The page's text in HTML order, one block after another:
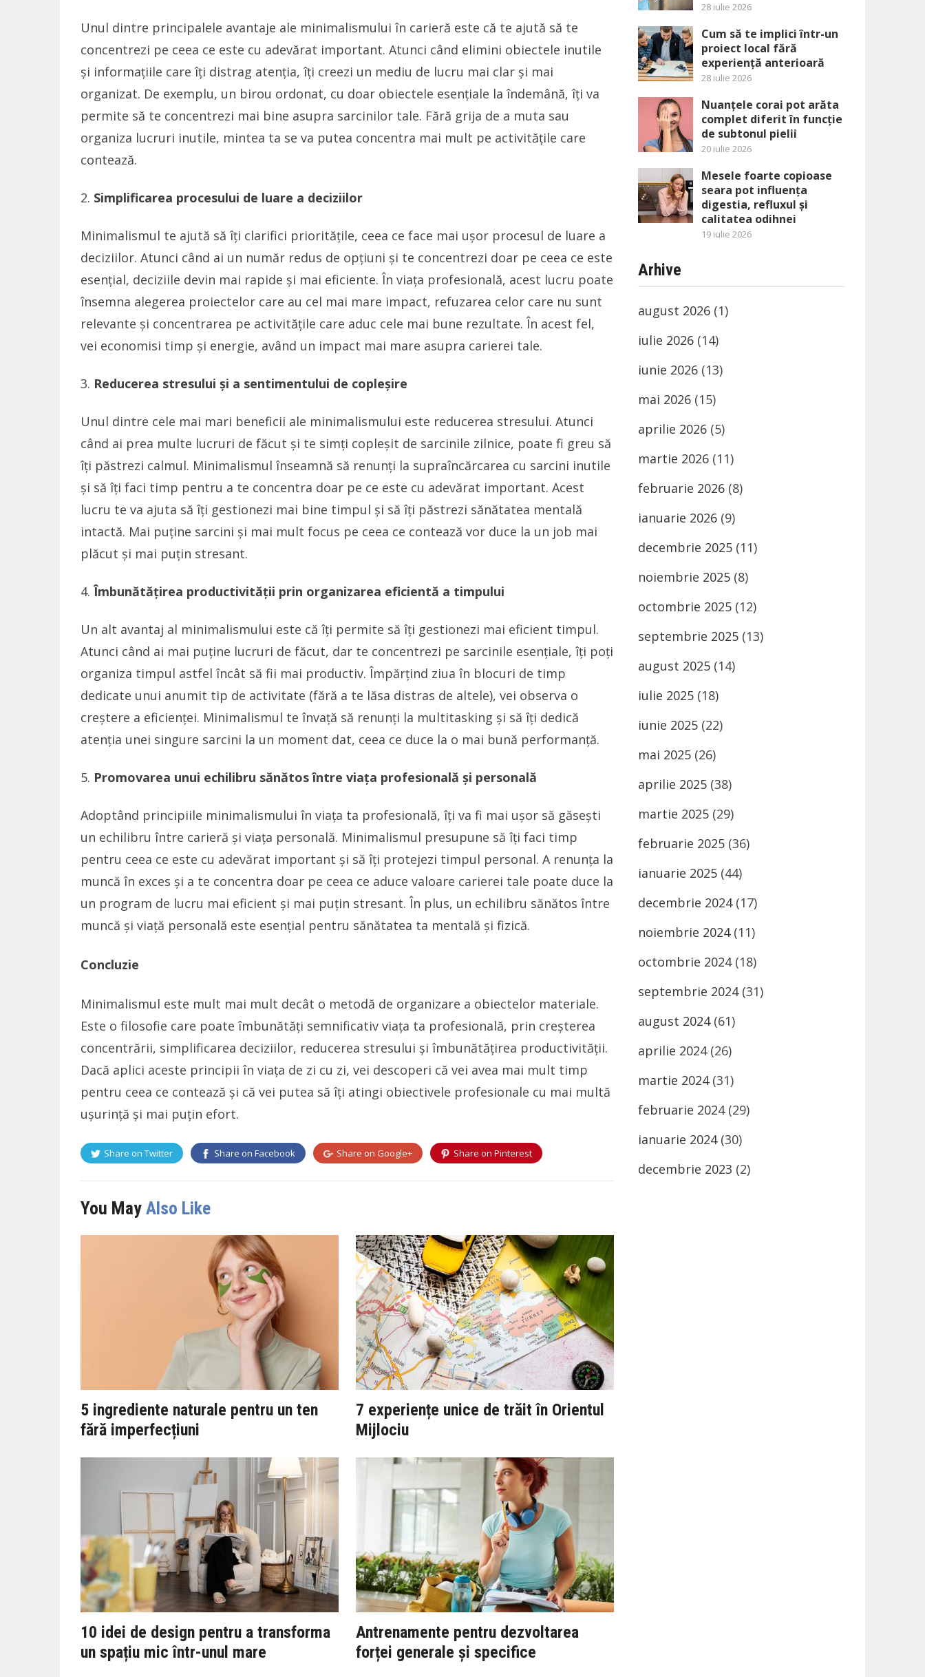
Unul dintre principalele avantaje ale minimalismului în carieră este că te ajută să te
concentrezi pe ceea ce este cu adevărat important. Atunci când elimini obiectele inutile
și informațiile care îți distrag atenția, îți creezi un mediu de lucru mai clar și mai
organizat. De exemplu, un birou ordonat, cu doar obiectele esențiale la îndemână, îți va
permite să te concentrezi mai bine asupra sarcinilor tale. Fără grija de a muta sau
organiza lucruri inutile, mintea ta se va putea concentra mai mult pe activitățile care
contează.
Simplificarea procesului de luare a deciziilor
Minimalismul te ajută să îți clarifici prioritățile, ceea ce face mai ușor procesul de luare a
deciziilor. Atunci când ai un număr redus de opțiuni și te concentrezi doar pe ceea ce este
esențial, deciziile devin mai rapide și mai eficiente. În viața profesională, acest lucru poate
însemna alegerea proiectelor care au cel mai mare impact, refuzarea celor care nu sunt
relevante și concentrarea pe activitățile care aduc cele mai bune rezultate. În acest fel,
vei economisi timp și energie, având un impact mai mare asupra carierei tale.
Reducerea stresului și a sentimentului de copleșire
Unul dintre cele mai mari beneficii ale minimalismului este reducerea stresului. Atunci
când ai prea multe lucruri de făcut și te simți copleșit de sarcinile zilnice, poate fi greu să
îți păstrezi calmul. Minimalismul înseamnă să renunți la supraîncărcarea cu sarcini inutile
și să îți faci timp pentru a te concentra doar pe ce este cu adevărat important. Acest
lucru te va ajuta să îți gestionezi mai bine timpul și să îți păstrezi sănătatea mentală
intactă. Mai puține sarcini și mai mult focus pe ceea ce contează vor duce la un job mai
plăcut și mai puțin stresant.
Îmbunătățirea productivității prin organizarea eficientă a timpului
Un alt avantaj al minimalismului este că îți permite să îți gestionezi mai eficient timpul.
Atunci când ai mai puține lucruri de făcut, dar te concentrezi pe sarcinile esențiale, îți poți
organiza timpul astfel încât să fii mai productiv. Împărțind ziua în blocuri de timp
dedicate unui anumit tip de activitate (fără a te lăsa distras de altele), vei observa o
creștere a eficienței. Minimalismul te învață să renunți la multitasking și să îți dedică
atenția unei singure sarcini la un moment dat, ceea ce duce la o mai bună performanță.
Promovarea unui echilibru sănătos între viața profesională și personală
Adoptând principiile minimalismului în viața ta profesională, îți va fi mai ușor să găsești
un echilibru între carieră și viața personală. Minimalismul presupune să îți faci timp
pentru ceea ce este cu adevărat important și să îți protejezi timpul personal. A renunța la
muncă în exces și a te concentra doar pe ceea ce aduce valoare carierei tale poate duce la
un program de lucru mai eficient și mai puțin stresant. În plus, un echilibru sănătos între
muncă și viață personală este esențial pentru sănătatea ta mentală și fizică.
Concluzie
Minimalismul este mult mai mult decât o metodă de organizare a obiectelor materiale.
Este o filosofie care poate îmbunătăți semnificativ viața ta profesională, prin creșterea
concentrării, simplificarea deciziilor, reducerea stresului și îmbunătățirea productivității.
Dacă aplici aceste principii în viața de zi cu zi, vei descoperi că vei avea mai mult timp
pentru ceea ce contează și că vei putea să îți atingi obiectivele profesionale cu mai multă
ușurință și mai puțin efort.
Share on Twitter Share on Facebook Share on Google+ Share on Pinterest
You May Also Like
5 ingrediente naturale pentru un ten
fără imperfecțiuni
7 experiențe unice de trăit în Orientul
Mijlociu
10 idei de design pentru a transforma
un spațiu mic într-unul mare
Antrenamente pentru dezvoltarea
forței generale și specifice
28 iulie 2026
Cum să te implici într-un
proiect local fără
experiență anterioară
28 iulie 2026
Nuanțele corai pot arăta
complet diferit în funcție
de subtonul pielii
20 iulie 2026
Mesele foarte copioase
seara pot influența
digestia, refluxul și
calitatea odihnei
19 iulie 2026
Arhive
august 2026 (1)
iulie 2026 (14)
iunie 2026 (13)
mai 2026 (15)
aprilie 2026 (5)
martie 2026 (11)
februarie 2026 (8)
ianuarie 2026 (9)
decembrie 2025 (11)
noiembrie 2025 (8)
octombrie 2025 (12)
septembrie 2025 (13)
august 2025 (14)
iulie 2025 (18)
iunie 2025 (22)
mai 2025 (26)
aprilie 2025 (38)
martie 2025 (29)
februarie 2025 (36)
ianuarie 2025 (44)
decembrie 2024(17)
noiembrie 2024(11)
octombrie 2024(18)
septembrie 2024(31)
august 2024(61)
aprilie 2024(26)
martie 2024(31)
februarie 2024(29)
ianuarie 2024(30)
decembrie 2023 (2)